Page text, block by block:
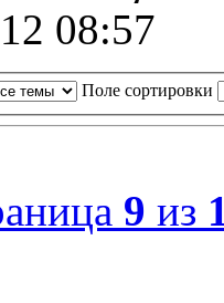
08:57
Поле сортировки
9 из